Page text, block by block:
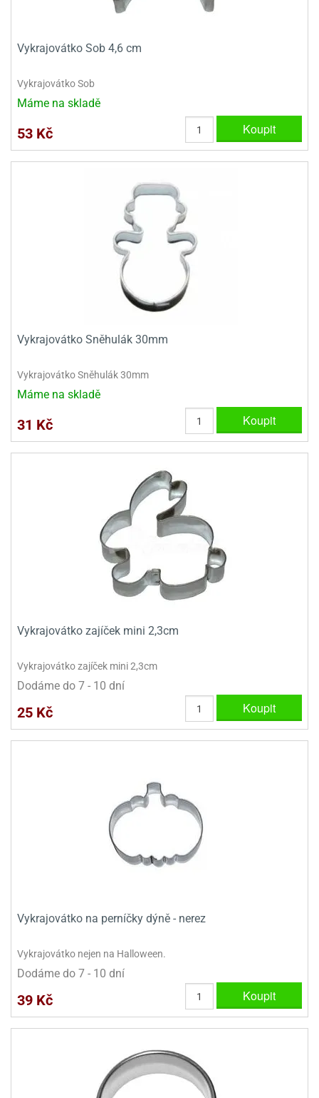
Vykrajovátko Sob 4,6 cm
Vykrajovátko Sob
Máme na skladě
53 Kč Koupit
Vykrajovátko Sněhulák 30mm
Vykrajovátko Sněhulák 30mm
Máme na skladě
31 Kč Koupit
Vykrajovátko zajíček mini 2,3cm
Vykrajovátko zajíček mini 2,3cm
Dodáme do 7 - 10 dní
25 Kč Koupit
Vykrajovátko na perníčky dýně - nerez
Vykrajovátko nejen na Halloween.
Dodáme do 7 - 10 dní
39 Kč Koupit